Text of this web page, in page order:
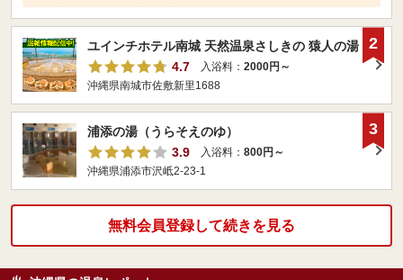
ユインチホテル南城 天然温泉さしきの 猿人の湯
4.7
入浴料： 2000円～
沖縄県南城市佐敷新里1688
2
浦添の湯（うらそえのゆ）
3.9
入浴料： 800円～
沖縄県浦添市沢岻2-23-1
3
無料会員登録して続きを見る